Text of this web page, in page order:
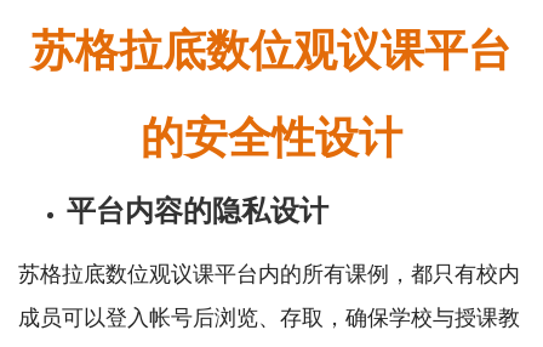
苏格拉底数位观议课平台
的安全性设计
平台内容的隐私设计
苏格拉底数位观议课平台内的所有课例，都只有校内
成员可以登入帐号后浏览、存取，确保学校与授课教